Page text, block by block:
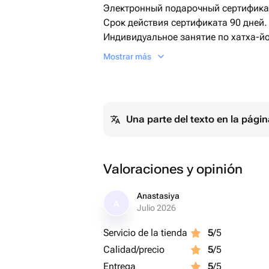
Электронный подарочный
Срок действия сертификата 90 дней.
Индивидуальное занятие по хатха-
преподавателя.
укрепляет мышцы, стабилизирует
- Снимете напряжение и
- Ощутите легкость в теле после
- Испытаете умиротворение и
улучшая физическое и ментальное
Место проведения развлечения:
Mostrar más
Una parte del texto en la
Valoraciones y opinión
Anastasiya
Julio 2026
Servicio de la tienda 5/5
Calidad/precio
5/5
Entrega
5/5